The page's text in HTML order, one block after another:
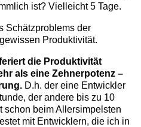
ist? Vielleicht 5 Tage.
Schätzproblems der
Produktivität.
die Produktivität
als eine Zehnerpotenz –
D.h. der eine Entwickler
der andere bis zu 10
schon beim Allersimpelsten
mit Entwicklern, die ich in